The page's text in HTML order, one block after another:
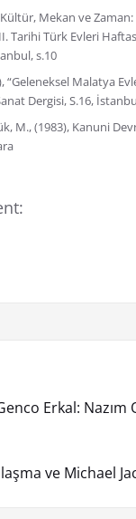
Mekan ve
Tarihi Türk Evleri
s.10
“Geleneksel Malatya
Dergisi, S.16,
M., (1983), Kanuni
Erkal:
ve Michael